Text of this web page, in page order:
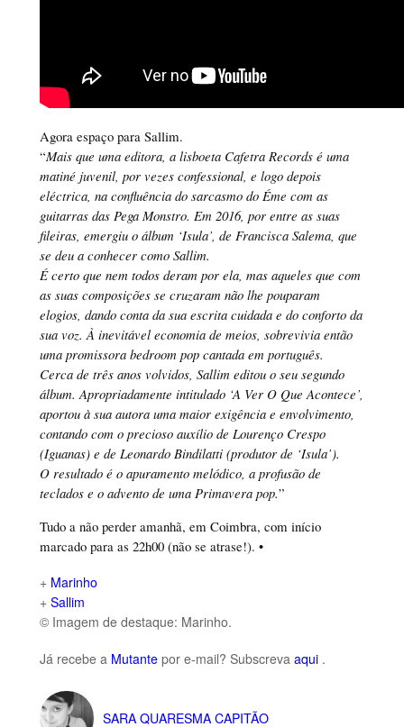
Agora espaço para Sallim.
“Mais que uma editora, a lisboeta Cafetra Records é uma
matiné juvenil, por vezes confessional, e logo depois
eléctrica, na confluência do sarcasmo do Éme com as
guitarras das Pega Monstro. Em 2016, por entre as suas
fileiras, emergiu o álbum ‘Isula’, de Francisca Salema, que
se deu a conhecer como Sallim.
É certo que nem todos deram por ela, mas aqueles que com
as suas composições se cruzaram não lhe pouparam
elogios, dando conta da sua escrita cuidada e do conforto da
sua voz. À inevitável economia de meios, sobrevivia então
uma promissora bedroom pop cantada em português.
Cerca de três anos volvidos, Sallim editou o seu segundo
álbum. Apropriadamente intitulado ‘A Ver O Que Acontece’,
aportou à sua autora uma maior exigência e envolvimento,
contando com o precioso auxílio de Lourenço Crespo
(Iguanas) e de Leonardo Bindilatti (produtor de ‘Isula’).
O resultado é o apuramento melódico, a profusão de
teclados e o advento de uma Primavera pop.”
Tudo a não perder amanhã, em Coimbra, com início
marcado para as 22h00 (não se atrase!). •
+ Marinho
+ Sallim
© Imagem de destaque: Marinho.
Já recebe a Mutantepor e-mail? Subscreva aqui .
SARA QUARESMA CAPITÃO